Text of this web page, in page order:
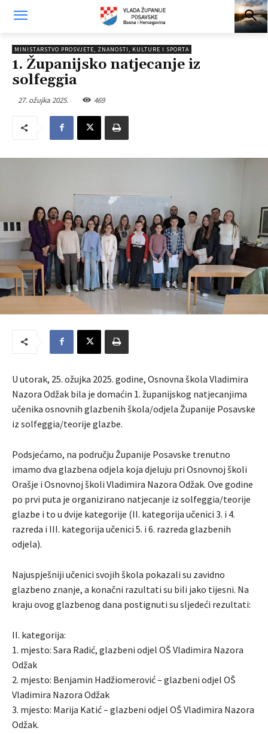
MINISTARSTVO PROSVJETE, ZNANOSTI, KULTURE I SPORTA
1. Županijsko natjecanje iz
solfeggia
27. ožujka 2025. 469
U utorak, 25. ožujka 2025. godine, Osnovna škola Vladimira
Nazora Odžak bila je domaćin 1. županijskog natjecanjima
učenika osnovnih glazbenih škola/odjela Županije Posavske
iz solfeggia/teorije glazbe.
Podsjećamo, na području Županije Posavske trenutno
imamo dva glazbena odjela koja djeluju pri Osnovnoj školi
Orašje i Osnovnoj školi Vladimira Nazora Odžak. Ove godine
po prvi puta je organizirano natjecanje iz solfeggia/teorije
glazbe i to u dvije kategorije (II. kategorija učenici 3. i 4.
razreda i III. kategorija učenici 5. i 6. razreda glazbenih
odjela).
Najuspješniji učenici svojih škola pokazali su zavidno
glazbeno znanje, a konačni razultati su bili jako tijesni. Na
kraju ovog glazbenog dana postignuti su sljedeći rezultati:
II. kategorija:
1. mjesto: Sara Radić, glazbeni odjel OŠ Vladimira Nazora
Odžak
2. mjesto: Benjamin Hadžiomerović – glazbeni odjel OŠ
Vladimira Nazora Odžak
3. mjesto: Marija Katić – glazbeni odjel OŠ Vladimira Nazora
Odžak.